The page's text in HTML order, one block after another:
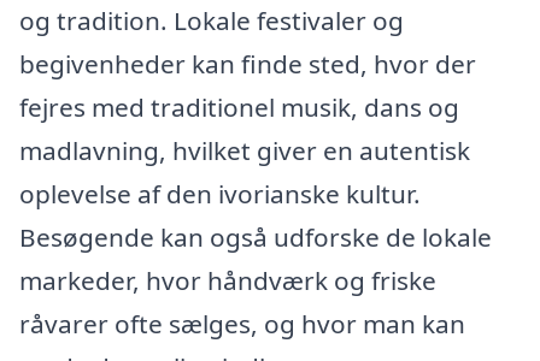
og tradition. Lokale festivaler og
begivenheder kan finde sted, hvor der
fejres med traditionel musik, dans og
madlavning, hvilket giver en autentisk
oplevelse af den ivorianske kultur.
Besøgende kan også udforske de lokale
markeder, hvor håndværk og friske
råvarer ofte sælges, og hvor man kan